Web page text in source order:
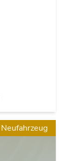
Neufahrzeug